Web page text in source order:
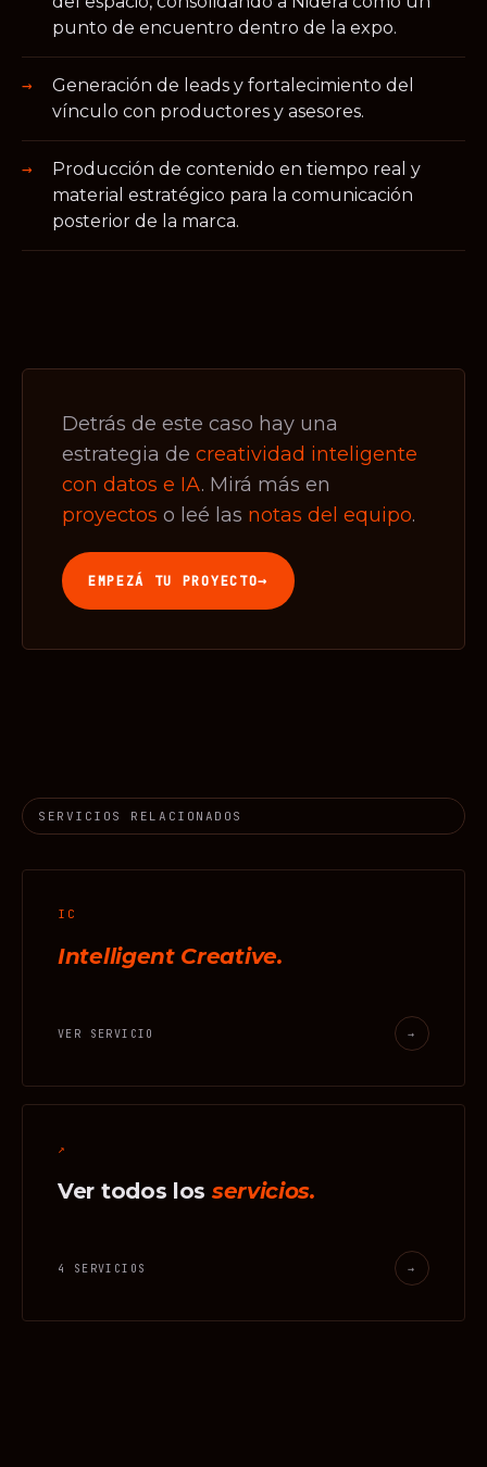
punto de encuentro dentro de la expo.
Generación de leads y fortalecimiento del
vínculo con productores y asesores.
Producción de contenido en tiempo real y
material estratégico para la comunicación
posterior de la marca.
Detrás de este caso hay una
estrategia de creatividad inteligente
con datos e IA. Mirá más en
proyectos o leé las notas del equipo.
EMPEZÁ TU PROYECTO→
SERVICIOS RELACIONADOS
IC
Intelligent Creative.
VER SERVICIO →
↗
Ver todos losservicios.
4 SERVICIOS →